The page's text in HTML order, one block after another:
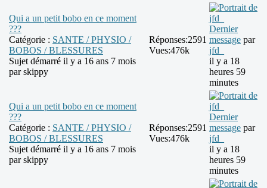
Qui a un petit bobo en ce moment
???
Catégorie : SANTE / PHYSIO /
BOBOS / BLESSURES
Sujet démarré il y a 16 ans 7 mois
parskippy
Réponses:2591
Vues:476k
Dernier
message par
jfd_
il y a 18
heures 59
minutes
Qui a un petit bobo en ce moment
???
Catégorie : SANTE / PHYSIO /
BOBOS / BLESSURES
Sujet démarré il y a 16 ans 7 mois
parskippy
Réponses:2591
Vues:476k
Dernier
message par
jfd_
il y a 18
heures 59
minutes